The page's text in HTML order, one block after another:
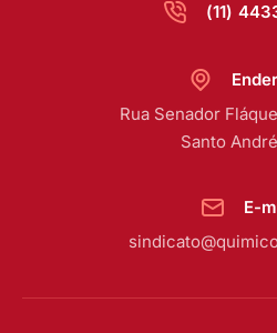
(11)
Rua Senador
Santo
E-